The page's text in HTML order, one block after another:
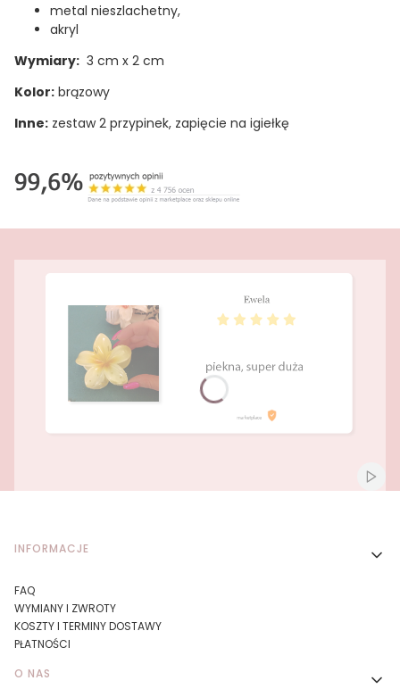
metal nieszlachetny,
akryl
Wymiary: 3 cm x 2 cm
Kolor: brązowy
Inne: zestaw 2 przypinek, zapięcie na igiełkę
Linki w stopce
INFORMACJE
FAQ
WYMIANY I ZWROTY
KOSZTY I TERMINY DOSTAWY
PŁATNOŚCI
O NAS